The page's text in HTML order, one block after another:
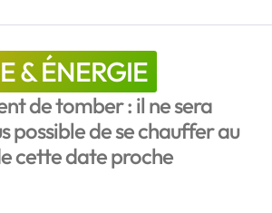
& ÉNERGIE
de tomber : il ne sera
possible de se chauffer au
cette date proche